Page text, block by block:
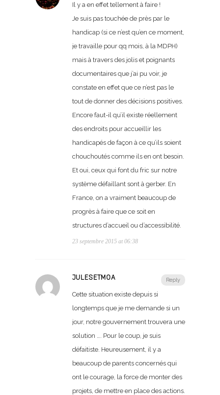
Il y a en effet tellement à faire !
Je suis pas touchée de près par le
handicap (si ce n’est qu’en ce moment,
je travaille pour qq mois, à la MDPH)
mais à travers des jolis et poignants
documentaires que j’ai pu voir, je
constate en effet que ce n’est pas le
tout de donner des décisions positives.
Encore faut-il qu’il existe réellement
des endroits pour accueillir les
handicapés de façon à ce qu’ils soient
chouchoutés comme ils en ont besoin.
Et oui, ceux qui font du fric sur notre
système défaillant sont à gerber. En
France, on a vraiment beaucoup de
progrès à faire que ce soit en
structures d’accueil ou d’accessibilité.
23 septembre 2015 at 06:38
Reply
JULESETMOA
Cette situation existe depuis si
longtemps que je me demande si un
jour, notre gouvernement trouvera une
solution …. Pour le coup, je suis
défaitiste. Heureusement, il y a
beaucoup de parents concernés qui
ont le courage, la force de monter des
projets, de mettre en place des actions.